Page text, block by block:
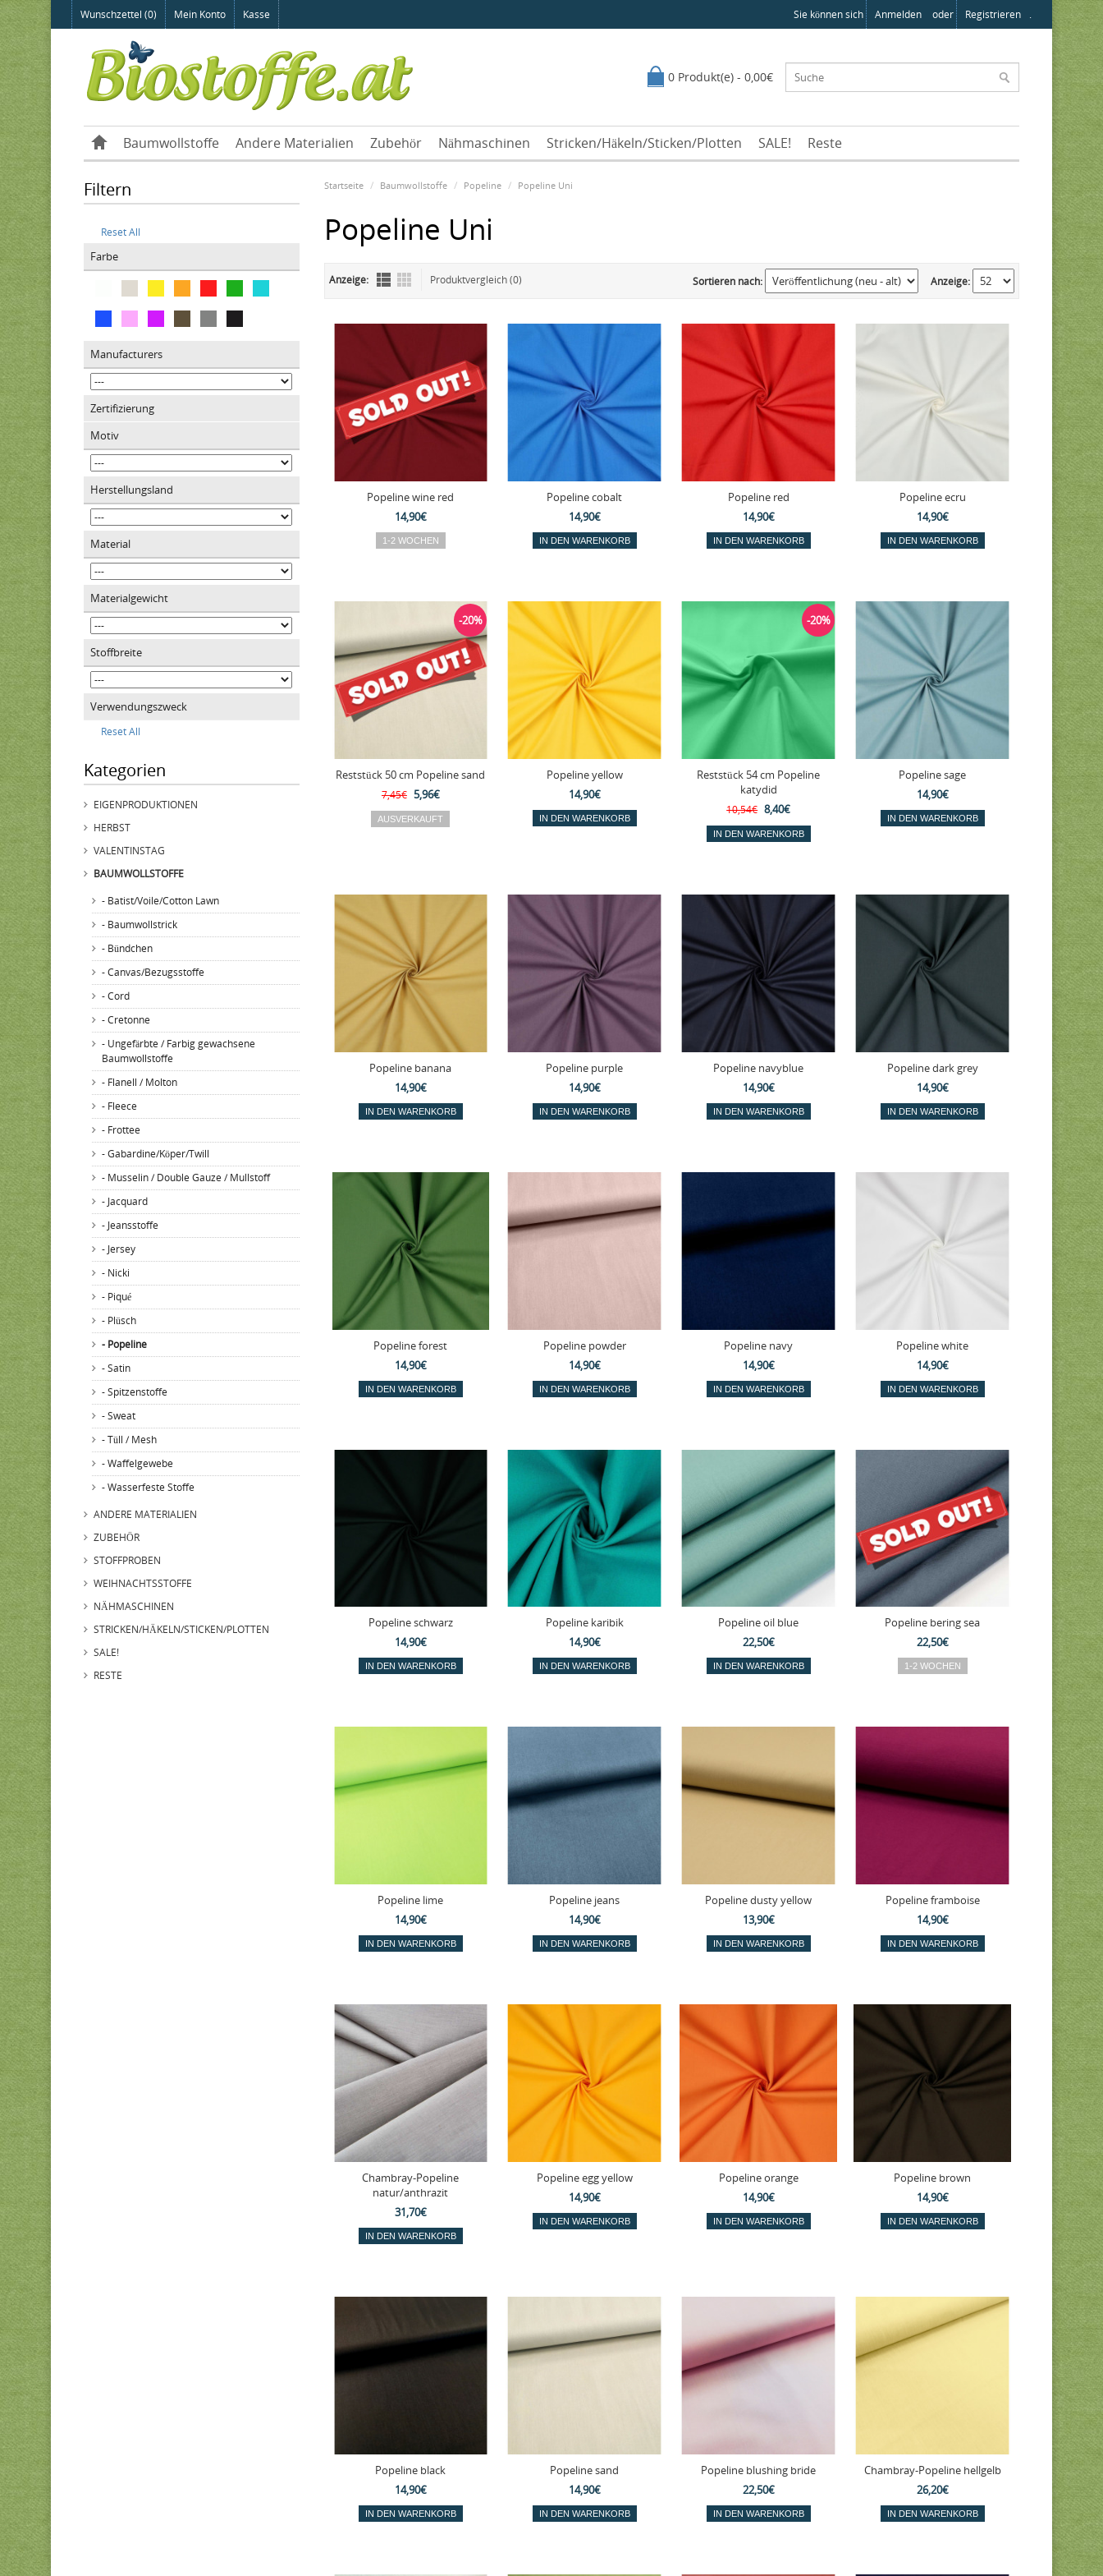
Wunschzettel (0) Mein Konto Kasse Sie können sich Anmelden oder Registrieren .
0 Produkt(e) - 0,00€
Baumwollstoffe Andere Materialien Zubehör Nähmaschinen Stricken/Häkeln/Sticken/Plotten SALE! Reste
Filtern
Reset All
Farbe
Manufacturers
Zertifizierung
Motiv
Herstellungsland
Material
Materialgewicht
Stoffbreite
Verwendungszweck
Reset All
Kategorien
EIGENPRODUKTIONEN
HERBST
VALENTINSTAG
BAUMWOLLSTOFFE
- Batist/Voile/Cotton Lawn
- Baumwollstrick
- Bündchen
- Canvas/Bezugsstoffe
- Cord
- Cretonne
- Ungefärbte / Farbig gewachsene
Baumwollstoffe
- Flanell / Molton
- Fleece
- Frottee
- Gabardine/Köper/Twill
- Musselin / Double Gauze / Mullstoff
- Jacquard
- Jeansstoffe
- Jersey
- Nicki
- Piqué
- Plüsch
- Popeline
- Satin
- Spitzenstoffe
- Sweat
- Tüll / Mesh
- Waffelgewebe
- Wasserfeste Stoffe
ANDERE MATERIALIEN
ZUBEHÖR
STOFFPROBEN
WEIHNACHTSSTOFFE
NÄHMASCHINEN
STRICKEN/HÄKELN/STICKEN/PLOTTEN
SALE!
RESTE
Startseite Baumwollstoffe Popeline Popeline Uni
Popeline Uni
Anzeige: Produktvergleich (0) Anzeige:
Sortieren nach:
Popeline wine red
14,90€
Popeline cobalt
14,90€
Popeline red
14,90€
Popeline ecru
14,90€
Reststück 50 cm Popeline sand
7,45€ 5,96€
-20%
Popeline yellow
14,90€
Reststück 54 cm Popeline
katydid
10,54€ 8,40€
-20%
Popeline sage
14,90€
Popeline banana
14,90€
Popeline purple
14,90€
Popeline navyblue
14,90€
Popeline dark grey
14,90€
Popeline forest
14,90€
Popeline powder
14,90€
Popeline navy
14,90€
Popeline white
14,90€
Popeline schwarz
14,90€
Popeline karibik
14,90€
Popeline oil blue
22,50€
Popeline bering sea
22,50€
Popeline lime
14,90€
Popeline jeans
14,90€
Popeline dusty yellow
13,90€
Popeline framboise
14,90€
Chambray-Popeline
natur/anthrazit
31,70€
Popeline egg yellow
14,90€
Popeline orange
14,90€
Popeline brown
14,90€
Popeline black
14,90€
Popeline sand
14,90€
Popeline blushing bride
22,50€
Chambray-Popeline hellgelb
26,20€